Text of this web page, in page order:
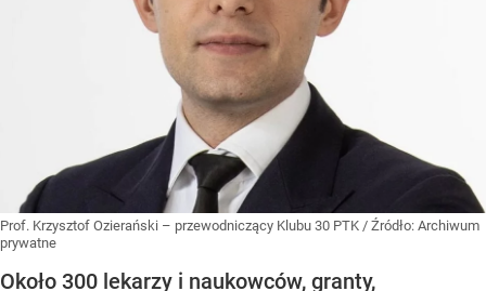
Prof. Krzysztof Ozierański – przewodniczący Klubu 30 PTK / Źródło: Archiwum
prywatne
Około 300 lekarzy i naukowców, granty,